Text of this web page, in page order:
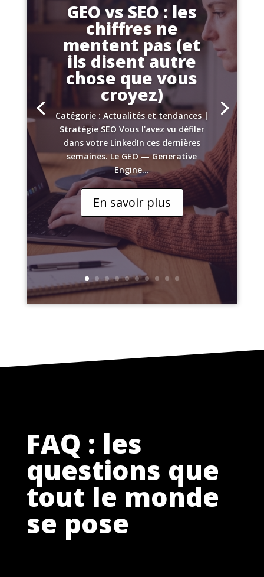
GEO vs SEO : les
chiffres ne
mentent pas (et
ils disent autre
chose que vous
croyez)
Catégorie : Actualités et tendances |
Stratégie SEO Vous l'avez vu défiler
dans votre LinkedIn ces dernières
semaines. Le GEO — Generative
Engine...
En savoir plus
FAQ : les
questions que
tout le monde
se pose